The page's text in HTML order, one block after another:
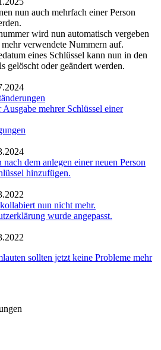
nun auch mehrfach einer Person
wird nun automatisch vergeben
verwendete Nummern auf.
eines Schlüssel kann nun in den
gelöscht oder geändert werden.
mehrer Schlüssel einer
dem anlegen einer neuen Person
hinzufügen.
nun nicht mehr.
wurde angepasst.
sollten jetzt keine Probleme mehr